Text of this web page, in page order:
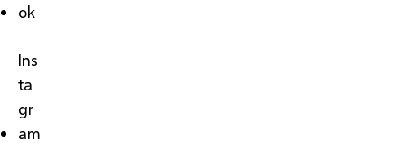
ok
Ins
ta
gr
am